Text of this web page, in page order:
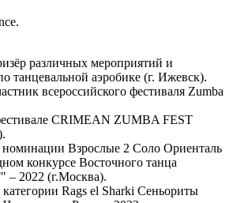
различных мероприятий и
танцевальной аэробике (г. Ижевск).
всероссийского фестиваля Zumba
CRIMEAN ZUMBA FEST
номинации Взрослые 2 Соло Ориенталь
конкурсе Восточного танца
– 2022 (г.Москва).
Rags el Sharki Сеньориты